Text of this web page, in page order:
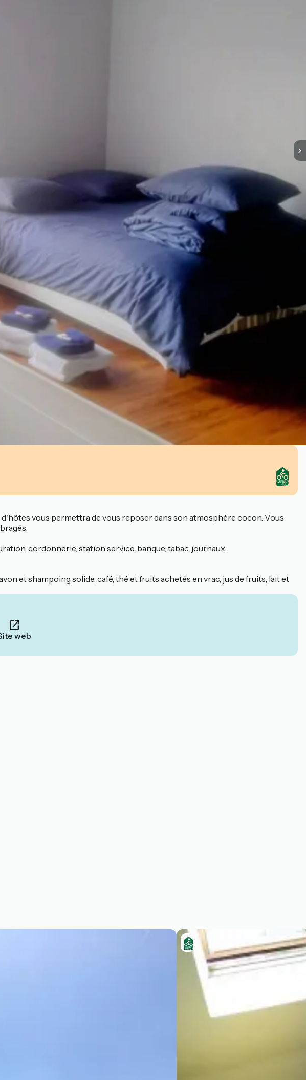
vous permettra de vous reposer dans son atmosphère cocon. Vous
cordonnerie, station service, banque, tabac, journaux.
et shampoing solide, café, thé et fruits achetés en vrac, jus de fruits, lait et
web